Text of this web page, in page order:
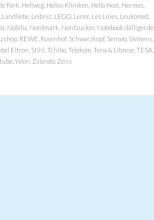
Hellweg, Helios Kliniken, Hello Heat, Hermes,
Leibniz, LEGO, Lenor, Les Lines, Leukomed,
Nobilia, Nordmark, Nordzucker, Notebooksbilliger.de,
REWE, Rosenhof, Schwarzkopf, Senseo, Siemens,
Eltron, Stihl, Tchibo, Telekom, Tena & Librese, TESA,
Yxlon, Zalando, Zeiss